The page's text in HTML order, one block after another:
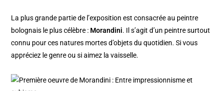
La plus grande partie de l’exposition est consacrée au peintre
bolognais le plus célèbre : Morandini. Il s’agit d’un peintre surtout
connu pour ces natures mortes d’objets du quotidien. Si vous
appréciez le genre ou si aimez la vaisselle.